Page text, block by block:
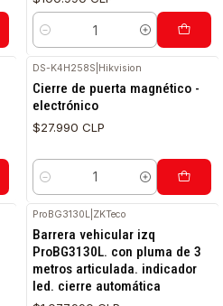
Cantidad
DS-K4H258S Hikvision
Cierre de puerta magnético -
electrónico
$27.990 CLP
Cantidad
ProBG3130L ZKTeco
Barrera vehicular izq
ProBG3130L. con pluma de 3
metros articulada. indicador
led. cierre automática